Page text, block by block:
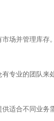
场并管理库
专业的团队来
适合不同业务